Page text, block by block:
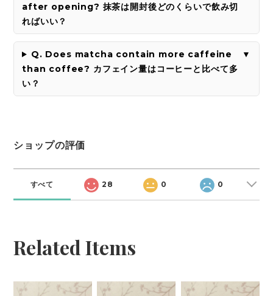
after opening? 抹茶は開封後どのくらいで飲み切
ればいい？
Q. Does matcha contain more caffeine
than coffee? カフェイン量はコーヒーと比べて多
い？
ショップの評価
すべて 28 0 0
Related Items